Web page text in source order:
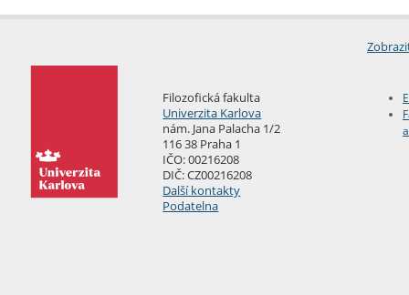
Filozofická fakulta
Univerzita Karlova
nám. Jana Palacha 1/2
116 38 Praha 1
IČO: 00216208
DIČ: CZ00216208
Další kontakty
Podatelna